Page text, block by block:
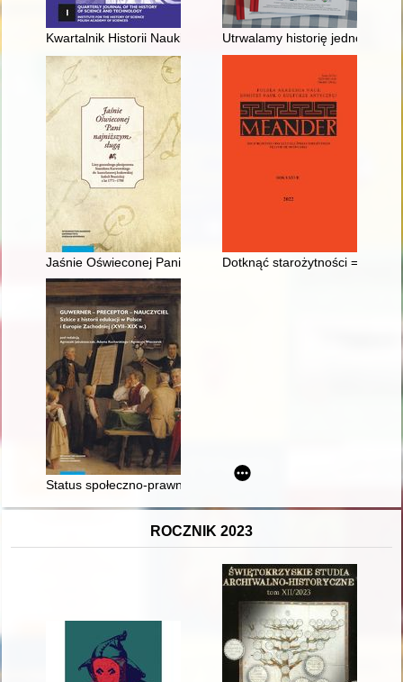
Kwartalnik Historii Nauki i Techniki. T. 67, nr 1 (2022)
Utrwalamy historię jednostek
Jaśnie Oświeconej Pani najniższym sługą" : listy
Dotknąć starożytności =
Status społeczno-prawny nauczycielek średnich szkół
ROCZNIK 2023